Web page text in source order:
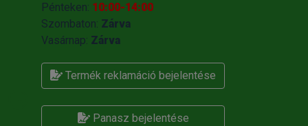
Pénteken: 10:00-14:00
Szombaton: Zárva
Vasárnap: Zárva
Termék reklamáció bejelentése
Panasz bejelentése